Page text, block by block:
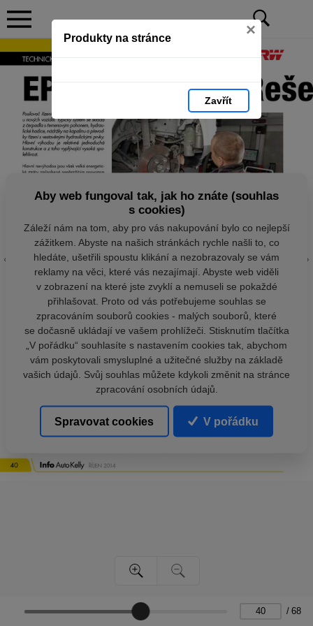
Produkty na stránce ×
Zavřít
/ 68
Aby web fungoval tak, jak ho znáte (souhlas
s cookies)
Záleží nám na tom, aby pro vás nakupování bylo co nejlepší
zážitkem. Abyste na našich stránkách rychle našli to, co
hledáte, ušetřili spoustu klikání a nezobrazovaly se vám
reklamy na věci, které vás nezajímají. Abyste web viděli
v zobrazení na které jste zvyklí a nemuseli se pokaždé
přihlašovat. Proto od vás potřebujeme souhlas se
zpracováním souborů cookies - malých souborů, které
se dočasně ukládají ve vašem prohlížeči. Stisknutím tlačítka
„V pořádku“ souhlasíte s nastavením cookies tak, abychom
vám poskytovali smysluplné a užitečné služby na základě
vašich údajů. Svůj souhlas můžete kdykoli změnit na stránce
zpracování osobních údajů.
Spravovat cookies V pořádku